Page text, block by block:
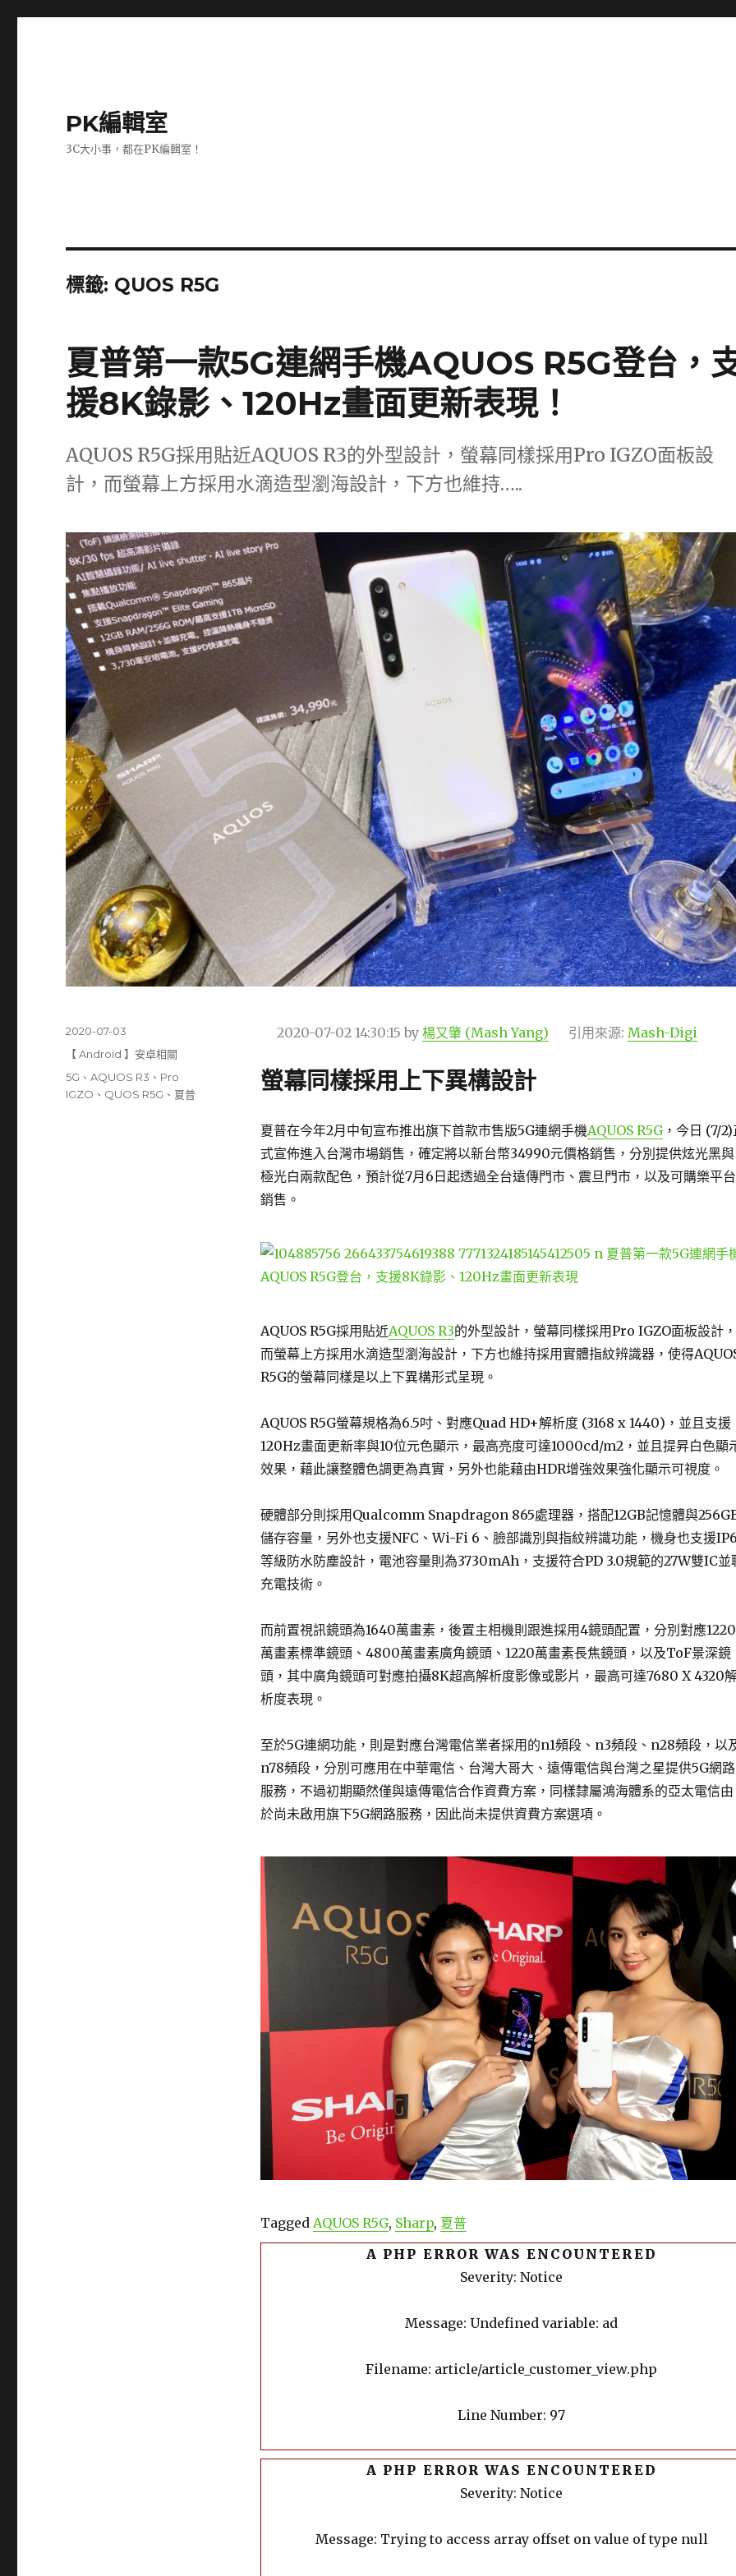
PK編輯室
3C大小事，都在PK編輯室！
標籤: QUOS R5G
夏普第一款5G連網手機AQUOS R5G登台，
援8K錄影、120Hz畫面更新表現！
AQUOS R5G採用貼近AQUOS R3的外型設計，螢幕同樣採用Pro IGZO面板設
計，而螢幕上方採用水滴造型瀏海設計，下方也維持…..
2020-07-02 14:30:15 by 楊又肇 (Mash Yang) 引用來源: Mash-Digi
螢幕同樣採用上下異構設計
夏普在今年2月中旬宣布推出旗下首款市售版5G連網手機AQUOS R5G，今日 (7/2)
式宣佈進入台灣市場銷售，確定將以新台幣34990元價格銷售，分別提供炫光黑與
極光白兩款配色，預計從7月6日起透過全台遠傳門市、震旦門市，以及可購樂平台
銷售。
AQUOS R5G採用貼近AQUOS R3的外型設計，螢幕同樣採用Pro IGZO面板設計，
而螢幕上方採用水滴造型瀏海設計，下方也維持採用實體指紋辨識器，使得
R5G的螢幕同樣是以上下異構形式呈現。
AQUOS R5G螢幕規格為6.5吋、對應Quad HD+解析度 (3168 x 1440)，並且支援
120Hz畫面更新率與10位元色顯示，最高亮度可達1000cd/m2，並且提昇白色顯
效果，藉此讓整體色調更為真實，另外也能藉由HDR增強效果強化顯示可視度。
硬體部分則採用Qualcomm Snapdragon 865處理器，搭配12GB記憶體與
儲存容量，另外也支援NFC、Wi-Fi 6、臉部識別與指紋辨識功能，機身也支援
等級防水防塵設計，電池容量則為3730mAh，支援符合PD 3.0規範的27W雙IC並
充電技術。
而前置視訊鏡頭為1640萬畫素，後置主相機則跟進採用4鏡頭配置，分別對應1220
萬畫素標準鏡頭、4800萬畫素廣角鏡頭、1220萬畫素長焦鏡頭，以及ToF景深鏡
頭，其中廣角鏡頭可對應拍攝8K超高解析度影像或影片，最高可達7680 X 4320
析度表現。
至於5G連網功能，則是對應台灣電信業者採用的n1頻段、n3頻段、n28頻段，以
n78頻段，分別可應用在中華電信、台灣大哥大、遠傳電信與台灣之星提供5G網路
服務，不過初期顯然僅與遠傳電信合作資費方案，同樣隸屬鴻海體系的亞太電信由
於尚未啟用旗下5G網路服務，因此尚未提供資費方案選項。
Tagged AQUOS R5G, Sharp, 夏普
A PHP ERROR WAS ENCOUNTERED
Severity: Notice
Message: Undefined variable: ad
Filename: article/article_customer_view.php
Line Number: 97
A PHP ERROR WAS ENCOUNTERED
Severity: Notice
Message: Trying to access array offset on value of type null
發
佈
期:
2020-07-03
分【 Android 】安卓相關
標
籤
5G 、AQUOS R3 、 Pro
IGZO 、 QUOS R5G 、 夏普